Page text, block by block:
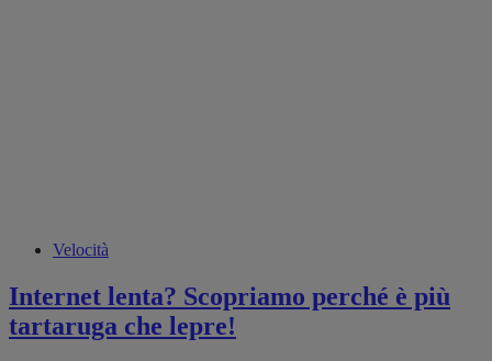
Velocità
Internet lenta? Scopriamo perché è più
tartaruga che lepre!